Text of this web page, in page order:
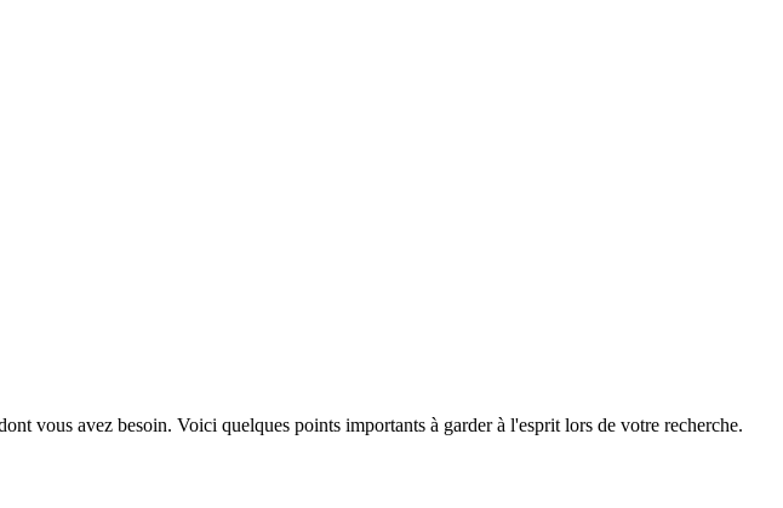
vous avez besoin. Voici quelques points importants à garder à l'esprit lors de votre recherche.